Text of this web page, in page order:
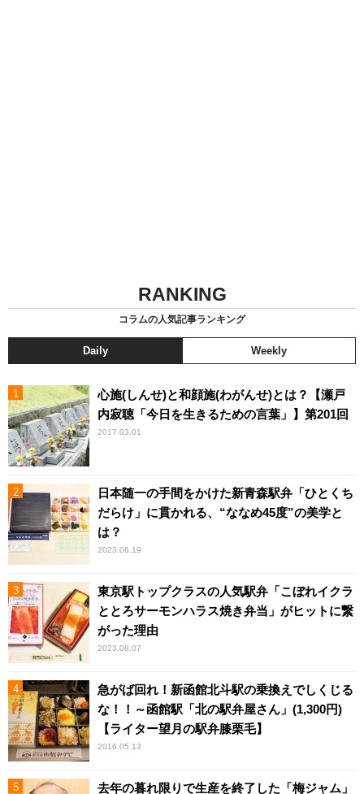
RANKING
コラムの人気記事ランキング
Daily Weekly
心施(しんせ)と和顔施(わがんせ)とは？【瀬戸
内寂聴「今日を生きるための言葉」】第201回
2017.03.01
日本随一の手間をかけた新青森駅弁「ひとくち
だらけ」に貫かれる、“ななめ45度”の美学と
は？
2023.06.19
東京駅トップクラスの人気駅弁「こぼれイクラ
ととろサーモンハラス焼き弁当」がヒットに繋
がった理由
2023.08.07
急がば回れ！新函館北斗駅の乗換えでしくじる
な！！～函館駅「北の駅弁屋さん」(1,300円)
【ライター望月の駅弁膝栗毛】
2016.05.13
去年の暮れ限りで生産を終了した「梅ジャム」